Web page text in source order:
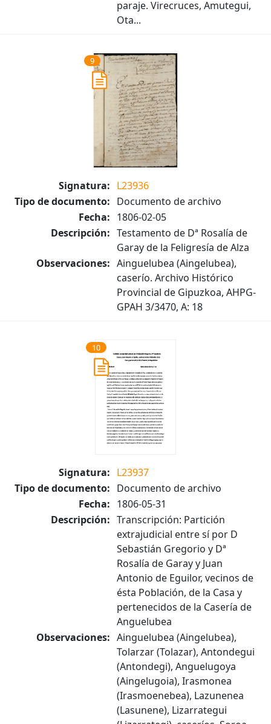
paraje. Virecruces, Amutegui,
Ota...
9
Signatura: L23936
Tipo de documento: Documento de archivo
Fecha: 1806-02-05
Descripción: Testamento de Dª Rosalía de
Garay de la Feligresía de Alza
Observaciones: Ainguelubea (Aingelubea),
caserío. Archivo Histórico
Provincial de Gipuzkoa, AHPG-
GPAH 3/3470, A: 18
10
Signatura: L23937
Tipo de documento: Documento de archivo
Fecha: 1806-05-31
Descripción: Transcripción: Partición
extrajudicial entre sí por D
Sebastián Gregorio y Dª
Rosalía de Garay y Juan
Antonio de Eguilor, vecinos de
ésta Población, de la Casa y
pertenecidos de la Casería de
Anguelubea
Observaciones: Ainguelubea (Aingelubea),
Tolarzar (Tolazar), Antondegui
(Antondegi), Anguelugoya
(Aingelugoia), Irasmonea
(Irasmoenebea), Lazunenea
(Lasunene), Lizarrategui